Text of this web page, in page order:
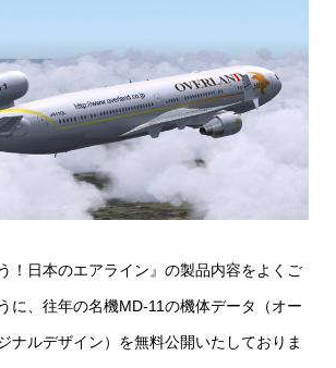
！日本のエアライン』の製品内容をよくご
に、往年の名機MD-11の機体データ（オー
ナルデザイン）を無料公開いたしておりま